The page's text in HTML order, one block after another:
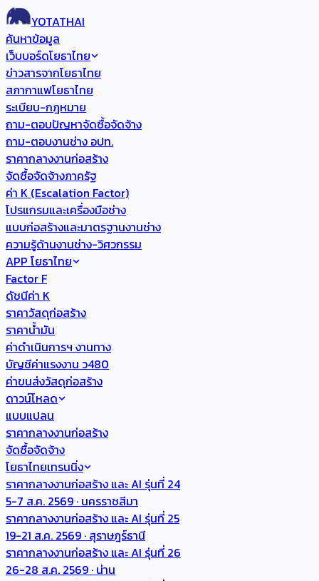
YOTATHAI
ค้นหาข้อมูล
เว็บบอร์ดโยธาไทย
ข่าวสารจากโยธาไทย
สภากาแฟโยธาไทย
ระเบียบ-กฎหมาย
ถาม-ตอบปัญหาจัดซื้อจัดจ้าง
ถาม-ตอบงานช่าง อปท.
ราคากลางงานก่อสร้าง
จัดซื้อจัดจ้างภาครัฐ
ค่า K (Escalation Factor)
โปรแกรมและเครื่องมือช่าง
แบบก่อสร้างและมาตรฐานงานช่าง
ความรู้ด้านงานช่าง-วิศวกรรม
APP โยธาไทย
Factor F
ดัชนีค่า K
ราคาวัสดุก่อสร้าง
ราคาน้ำมัน
ค่าดำเนินการฯ งานทาง
บัญชีค่าแรงงาน ว480
ค่าขนส่งวัสดุก่อสร้าง
ดาวน์โหลด
แบบแปลน
ราคากลางงานก่อสร้าง
จัดซื้อจัดจ้าง
โยธาไทยเทรนนิ่ง
ราคากลางงานก่อสร้าง และ AI รุ่นที่ 24
5-7 ส.ค. 2569 · นครราชสีมา
ราคากลางงานก่อสร้าง และ AI รุ่นที่ 25
19-21 ส.ค. 2569 · สุราษฎร์ธานี
ราคากลางงานก่อสร้าง และ AI รุ่นที่ 26
26-28 ส.ค. 2569 · น่าน